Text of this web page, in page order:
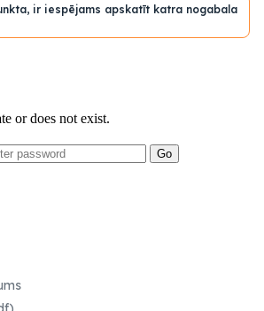
ir iespējams apskatīt katra nogabala